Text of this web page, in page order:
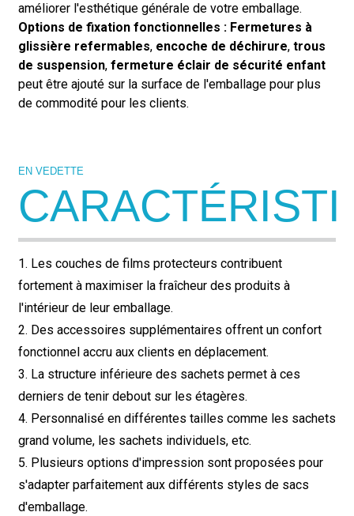
améliorer l'esthétique générale de votre emballage.
Options de fixation fonctionnelles : Fermetures à
glissière refermables, encoche de déchirure, trous
de suspension, fermeture éclair de sécurité enfant
peut être ajouté sur la surface de l'emballage pour plus
de commodité pour les clients.
EN VEDETTE
1. Les couches de films protecteurs contribuent
fortement à maximiser la fraîcheur des produits à
l'intérieur de leur emballage.
2. Des accessoires supplémentaires offrent un confort
fonctionnel accru aux clients en déplacement.
3. La structure inférieure des sachets permet à ces
derniers de tenir debout sur les étagères.
4. Personnalisé en différentes tailles comme les sachets
grand volume, les sachets individuels, etc.
5. Plusieurs options d'impression sont proposées pour
s'adapter parfaitement aux différents styles de sacs
d'emballage.